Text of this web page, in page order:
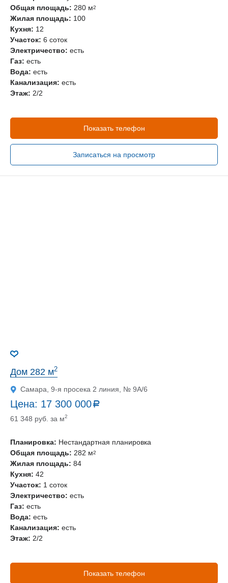
Общая площадь: 280 м2
Жилая площадь: 100
Кухня: 12
Участок: 6 соток
Электричество: есть
Газ: есть
Вода: есть
Канализация: есть
Этаж: 2/2
Показать телефон
Записаться на просмотр
Дом 282 м2
Самара, 9-я просека 2 линия, № 9А/6
Цена: 17 300 000 a
руб.
61 348 руб. за м2
Планировка: Нестандартная планировка
Общая площадь: 282 м2
Жилая площадь: 84
Кухня: 42
Участок: 1 соток
Электричество: есть
Газ: есть
Вода: есть
Канализация: есть
Этаж: 2/2
Показать телефон